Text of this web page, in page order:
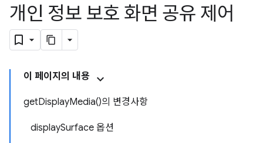
개인 정보 보호 화면 공유 제어
이 페이지의 내용
getDisplayMedia()의 변경사항
displaySurface 옵션